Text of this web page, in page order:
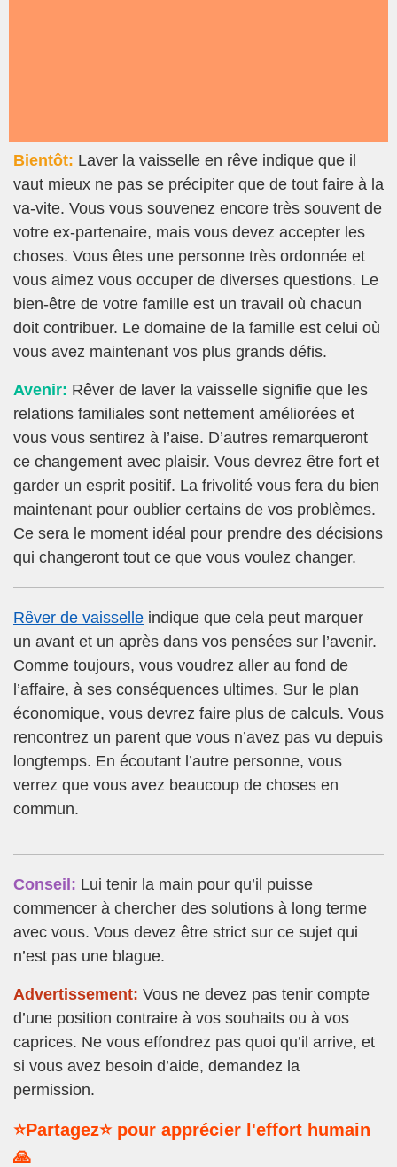
Bientôt: Laver la vaisselle en rêve indique que il
vaut mieux ne pas se précipiter que de tout faire à la
va-vite. Vous vous souvenez encore très souvent de
votre ex-partenaire, mais vous devez accepter les
choses. Vous êtes une personne très ordonnée et
vous aimez vous occuper de diverses questions. Le
bien-être de votre famille est un travail où chacun
doit contribuer. Le domaine de la famille est celui où
vous avez maintenant vos plus grands défis.
Avenir: Rêver de laver la vaisselle signifie que les
relations familiales sont nettement améliorées et
vous vous sentirez à l’aise. D’autres remarqueront
ce changement avec plaisir. Vous devrez être fort et
garder un esprit positif. La frivolité vous fera du bien
maintenant pour oublier certains de vos problèmes.
Ce sera le moment idéal pour prendre des décisions
qui changeront tout ce que vous voulez changer.
Rêver de vaisselle indique que cela peut marquer
un avant et un après dans vos pensées sur l’avenir.
Comme toujours, vous voudrez aller au fond de
l’affaire, à ses conséquences ultimes. Sur le plan
économique, vous devrez faire plus de calculs. Vous
rencontrez un parent que vous n’avez pas vu depuis
longtemps. En écoutant l’autre personne, vous
verrez que vous avez beaucoup de choses en
commun.
Conseil: Lui tenir la main pour qu’il puisse
commencer à chercher des solutions à long terme
avec vous. Vous devez être strict sur ce sujet qui
n’est pas une blague.
Advertissement: Vous ne devez pas tenir compte
d’une position contraire à vos souhaits ou à vos
caprices. Ne vous effondrez pas quoi qu’il arrive, et
si vous avez besoin d’aide, demandez la
permission.
⭐Partagez⭐ pour apprécier l'effort humain
🙏